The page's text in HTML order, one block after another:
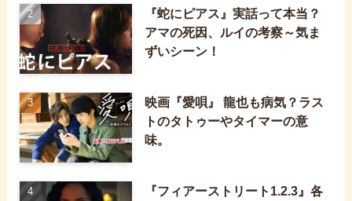
『蛇にピアス』実話って本当？
アマの死因、ルイの考察～気ま
ずいシーン！
映画『愛唄』 龍也も病気？ラス
トのタトゥーやタイマーの意
味。
『フィアーストリート1.2.3』各